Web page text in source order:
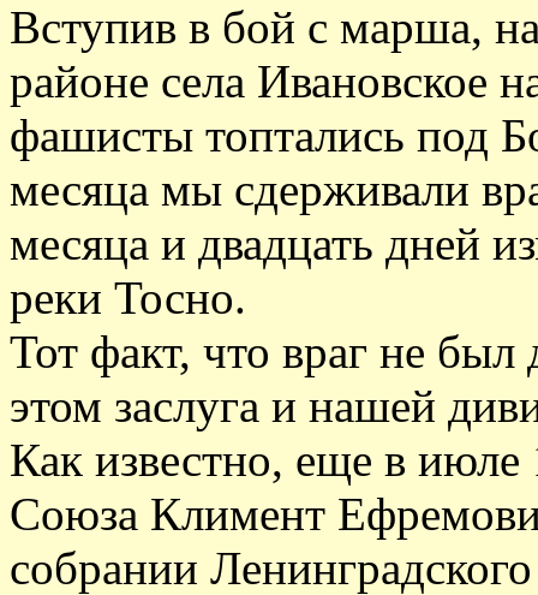
Вступив в бой с марша,
районе села Ивановское
фашисты топтались под
месяца мы сдерживали
месяца и двадцать дней
реки Тосно.
Тот факт, что враг не
этом заслуга и нашей
Как известно, еще в
Союза Климент
собрании